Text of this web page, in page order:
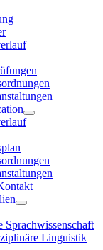
Sprachwissenschaft
Linguistik